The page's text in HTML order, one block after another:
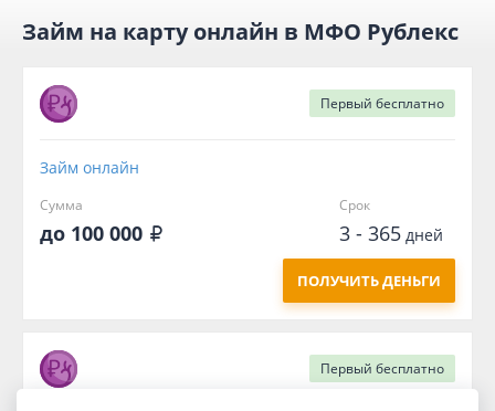
Займ на карту онлайн в МФО Рублекс
Первый бесплатно
Займ онлайн
Сумма
до 100 000
Срок
3 - 365дней
ПОЛУЧИТЬ ДЕНЬГИ
Первый бесплатно